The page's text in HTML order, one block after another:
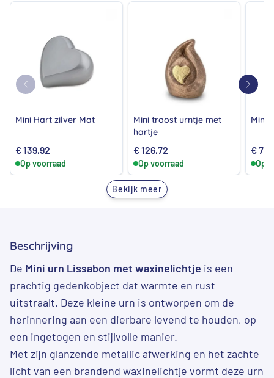
Mini Hart zilver Mat
€139,92
Op voorraad
Mini troost urntje met
hartje
€126,72
Op voorraad
Mini
€
Op
Bekijk meer
Beschrijving
De Mini urn Lissabon met waxinelichtje is een
prachtig gedenkobject dat warmte en rust
uitstraalt. Deze kleine urn is ontworpen om de
herinnering aan een dierbare levend te houden, op
een ingetogen en stijlvolle manier.
Met zijn glanzende metallic afwerking en het zachte
licht van een brandend waxinelichtje vormt deze urn